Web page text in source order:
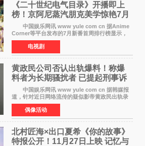
《二十世纪电气目录》开播即上
榜！京阿尼蒸汽朋克美学惊艳7月
新番季
中国娱乐网讯 www yule com cn 据Anime
Corner等平台发布的7月新番首周排行榜显示，
由京都动画制作的《二十世纪电气目录》在多个
榜单中表现亮眼，位列AniLab全球TOP10第十
名。该剧改编自结
电视剧
黄政民公司否认出轨爆料！称爆
料者为长期骚扰者 已提起刑事诉
中国娱乐网讯 www yule com cn 据韩媒报
道，针对近日网络流传的疑似影帝黄政民出轨录
音及短信爆料，黄政民所属经纪公司于今日正式
发表声明，明确否认相关传闻。 公司表示，
爆料者是一名长
偶像活动
北村匠海×出口夏希《你的故事》
特报公开！11月27日上映 记忆与